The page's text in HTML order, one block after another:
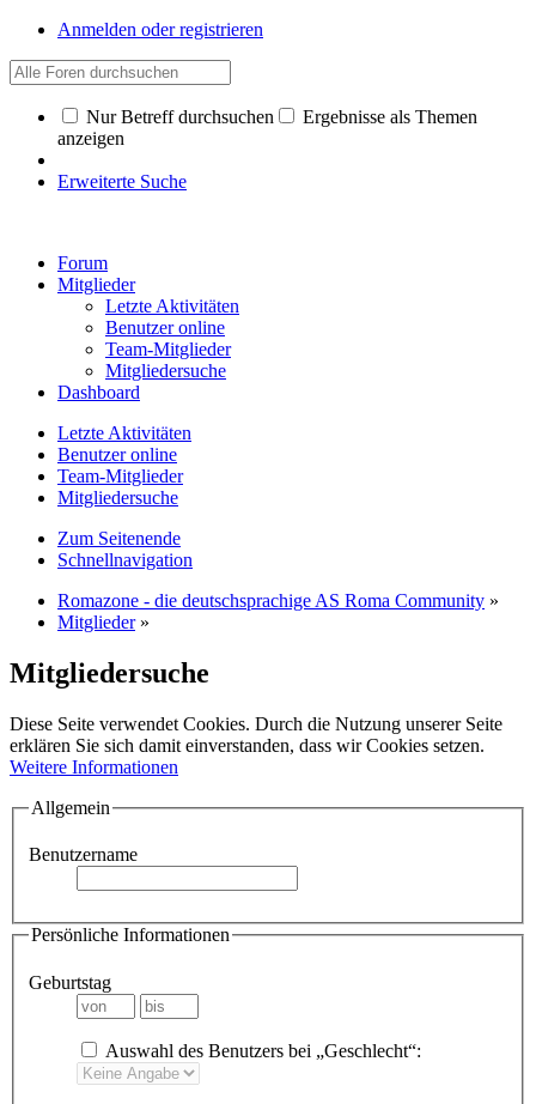
Anmelden oder registrieren
Nur Betreff durchsuchen
Ergebnisse als Themen
anzeigen
Erweiterte Suche
Forum
Mitglieder
Letzte Aktivitäten
Benutzer online
Team-Mitglieder
Mitgliedersuche
Dashboard
Letzte Aktivitäten
Benutzer online
Team-Mitglieder
Mitgliedersuche
Zum Seitenende
Schnellnavigation
Romazone - die deutschsprachige AS Roma Community »
Mitglieder »
Mitgliedersuche
Diese Seite verwendet Cookies. Durch die Nutzung unserer Seite
erklären Sie sich damit einverstanden, dass wir Cookies setzen.
Weitere Informationen
Allgemein
Benutzername
Persönliche Informationen
Geburtstag
Auswahl des Benutzers bei „Geschlecht“: